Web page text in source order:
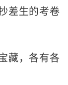
差生的考卷
藏，各有各